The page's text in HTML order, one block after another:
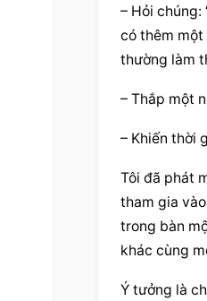
– Hỏi
có thêm một
thường làm
– Thắp một
– Khiến thời
Tôi đã phát
tham gia
trong bàn
khác cùng
Ý tưởng là